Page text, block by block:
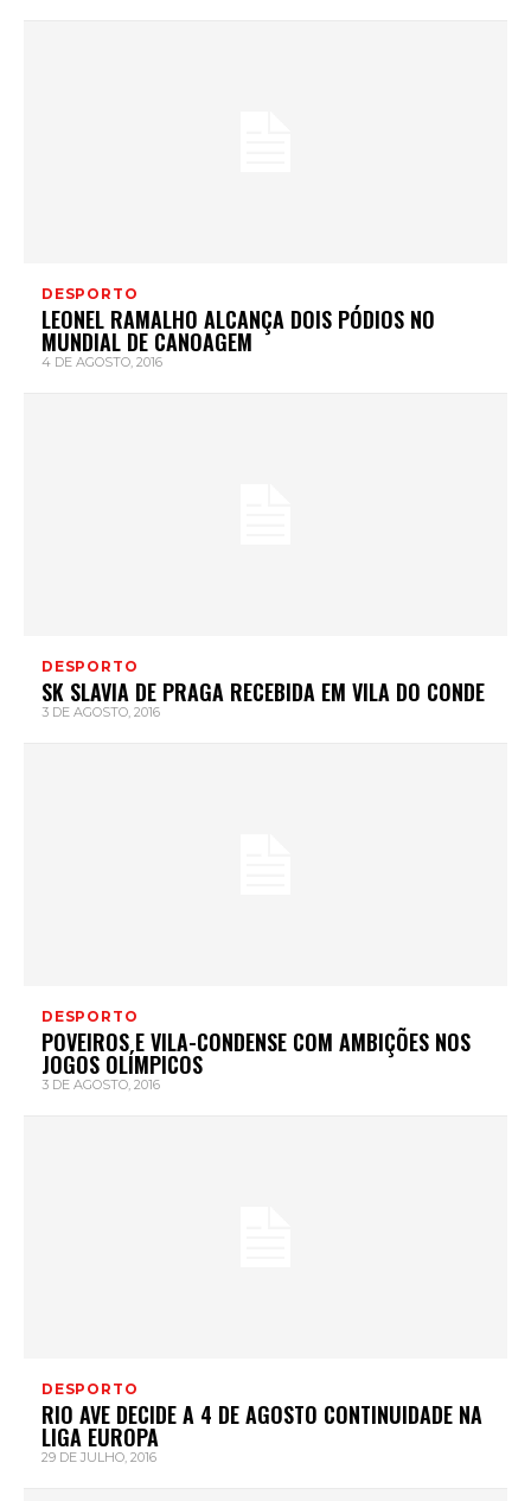
DESPORTO
LEONEL RAMALHO ALCANÇA DOIS PÓDIOS NO
MUNDIAL DE CANOAGEM
4 DE AGOSTO, 2016
DESPORTO
SK SLAVIA DE PRAGA RECEBIDA EM VILA DO CONDE
3 DE AGOSTO, 2016
DESPORTO
POVEIROS E VILA-CONDENSE COM AMBIÇÕES NOS
JOGOS OLÍMPICOS
3 DE AGOSTO, 2016
DESPORTO
RIO AVE DECIDE A 4 DE AGOSTO CONTINUIDADE NA
LIGA EUROPA
29 DE JULHO, 2016